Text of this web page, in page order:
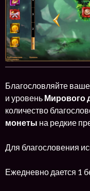
Благословляйте
и уровень Мирового
количество
монеты на редкие
Для благословения
Ежедневно дается 1